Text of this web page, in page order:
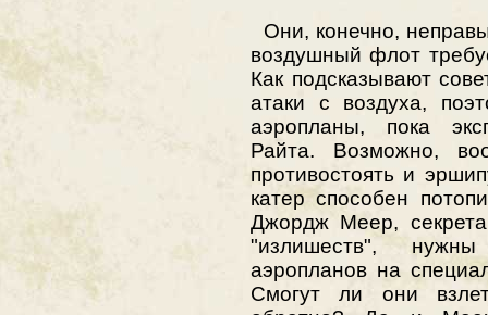
Они, конечно,
воздушный флот
Как подсказывают
атаки с воздуха,
аэропланы, пока
Райта. Возможно,
противостоять и
катер способен
Джордж Меер,
"излишеств",
аэропланов на
Смогут ли они